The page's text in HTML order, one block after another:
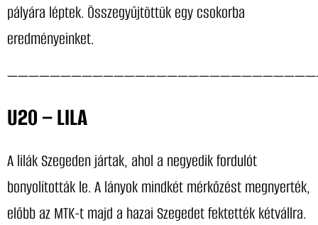
pályára léptek. Összegyűjtöttük egy csokorba
eredményeinket.
U20 – LILA
A lilák Szegeden jártak, ahol a negyedik fordulót
bonyolították le. A lányok mindkét mérkőzést megnyerték,
előbb az MTK-t majd a hazai Szegedet fektették kétvállra.